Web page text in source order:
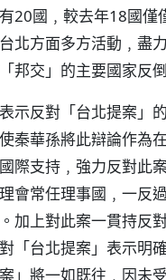
20國﹐較去年18國
北方面多方活動﹐盡
邦交」的主要國家反
示反對「台北提案」
秦華孫將此辯論作為
際支持﹐強力反對此
會常任理事國﹐一反
加上對此案一貫持反
「台北提案」表示明
」將一如既往﹐因未